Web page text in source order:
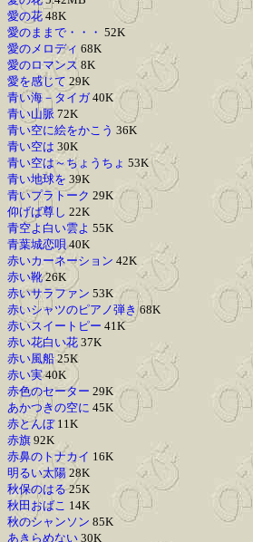
愛の花 48K
愛のままで・・・ 52K
愛のメロディ 68K
愛のロマンス 8K
愛を感じて 29K
青い海－タイガ40K
青い山脈 72K
青い空に絵をかこう 36K
青い空は 30K
青い空は～ちょうちょ 53K
青い地球を 39K
青いプラトーク 29K
仰げば尊し 22K
青空よ白い雲よ 55K
青葉城恋唄40K
赤いカーネーション 42K
赤い靴26K
赤いサラファン 53K
赤いシャツのピアノ弾き 68K
赤いスイートピー 41K
赤い花白い花 37K
赤い風船25K
赤い実40K
赤色のセーター 29K
あかつきの空に 45K
赤とんぼ11K
赤旗 92K
赤鼻のトナカイ 16K
明るい太陽 28K
秋保のはる25K
秋田おばこ 14K
秋のシャンソン 85K
あきらめない 30K